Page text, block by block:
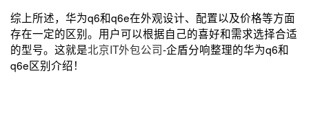
综上所述，华为q6和q6e在外观设计、配置以及价格等方面
存在一定的区别。用户可以根据自己的喜好和需求选择合适
的型号。这就是北京IT外包公司-企盾分响整理的华为q6和
q6e区别介绍！